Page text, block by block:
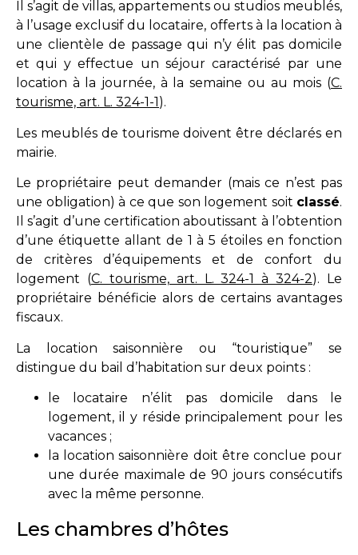
Il s’agit de villas, appartements ou studios meublés,
à l’usage exclusif du locataire, offerts à la location à
une clientèle de passage qui n’y élit pas domicile
et qui y effectue un séjour caractérisé par une
location à la journée, à la semaine ou au mois (C.
tourisme, art. L. 324-1-1 ).
Les meublés de tourisme doivent être déclarés en
mairie.
Le propriétaire peut demander (mais ce n’est pas
une obligation) à ce que son logement soit classé.
Il s’agit d’une certification aboutissant à l’obtention
d’une étiquette allant de 1 à 5 étoiles en fonction
de critères d’équipements et de confort du
logement (C. tourisme, art. L. 324-1 à 324-2). Le
propriétaire bénéficie alors de certains avantages
fiscaux.
La location saisonnière ou “touristique” se
distingue du bail d’habitation sur deux points :
le locataire n’élit pas domicile dans le
logement, il y réside principalement pour les
vacances ;
la location saisonnière doit être conclue pour
une durée maximale de 90 jours consécutifs
avec la même personne.
Les chambres d’hôtes